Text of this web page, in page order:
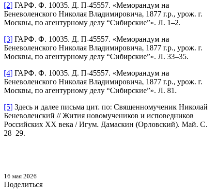
[2] ГАРФ. Ф. 10035. Д. П-45557. «Меморандум на
Беневоленского Николая Владимировича, 1877 г.р., урож. г.
Москвы, по агентурному делу “Сибирские”». Л. 1–2.
[3] ГАРФ. Ф. 10035. Д. П-45557. «Меморандум на
Беневоленского Николая Владимировича, 1877 г.р., урож. г.
Москвы, по агентурному делу “Сибирские”». Л. 33–35.
[4] ГАРФ. Ф. 10035. Д. П-45557. «Меморандум на
Беневоленского Николая Владимировича, 1877 г.р., урож. г.
Москвы, по агентурному делу “Сибирские”». Л. 81.
[5] Здесь и далее письма цит. по: Священномученик Николай
Беневоленский // Жития новомучеников и исповедников
Российских ХХ века / Игум. Дамаскин (Орловский). Май. С.
28–29.
16 мая 2026
Поделиться